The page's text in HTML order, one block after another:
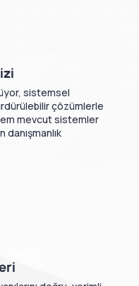
sistemsel
çözümlerle
mevcut sistemler
danışmanlık